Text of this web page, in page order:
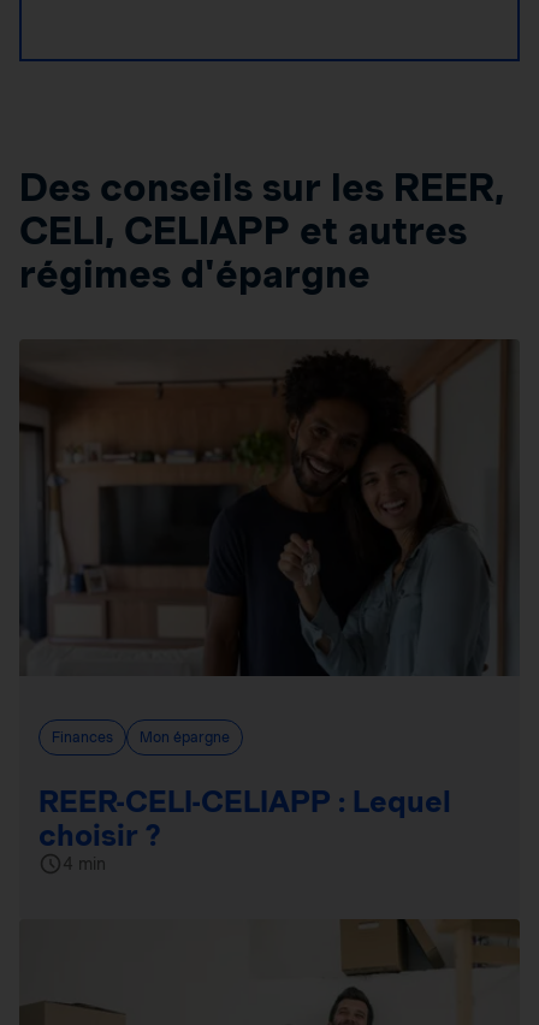
Des conseils sur les REER,
CELI, CELIAPP et autres
régimes d'épargne
Finances Mon épargne
REER-CELI-CELIAPP : Lequel
choisir ?
4 min